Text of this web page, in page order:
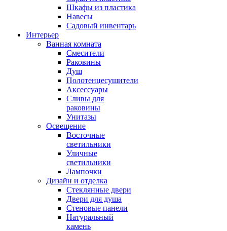
Шкафы из пластика
Навесы
Садовый инвентарь
Интерьер
Ванная комната
Смесители
Раковины
Душ
Полотенцесушители
Аксессуары
Сливы для
раковины
Унитазы
Освещение
Восточные
светильники
Уличные
светильники
Лампочки
Дизайн и отделка
Стеклянные двери
Двери для душа
Стеновые панели
Натуральный
камень